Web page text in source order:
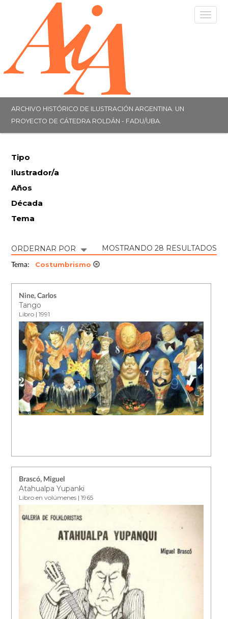
ARCHIVO HISTÓRICO DE ILUSTRACIÓN ARGENTINA. UN
PROYECTO DE CÁTEDRA ROLDÁN - FADU/UBA.
Tipo
Ilustrador/a
Años
Década
Tema
ORDERNAR POR MOSTRANDO 28 RESULTADOS
Tema: Costumbrismo
Nine, Carlos
Tango
Libro | 1991
Brascó, Miguel
Atahualpa Yupanki
Libro en volúmenes | 1965